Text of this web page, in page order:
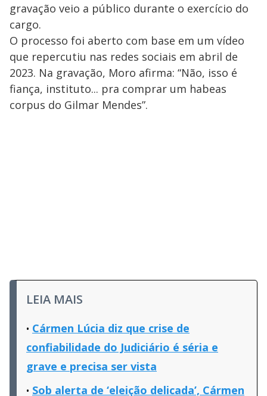
gravação veio a público durante o exercício do
cargo.
O processo foi aberto com base em um vídeo
que repercutiu nas redes sociais em abril de
2023. Na gravação, Moro afirma: “Não, isso é
fiança, instituto... pra comprar um habeas
corpus do Gilmar Mendes”.
LEIA MAIS
Cármen Lúcia diz que crise de
confiabilidade do Judiciário é séria e
grave e precisa ser vista
Sob alerta de ‘eleição delicada’, Cármen